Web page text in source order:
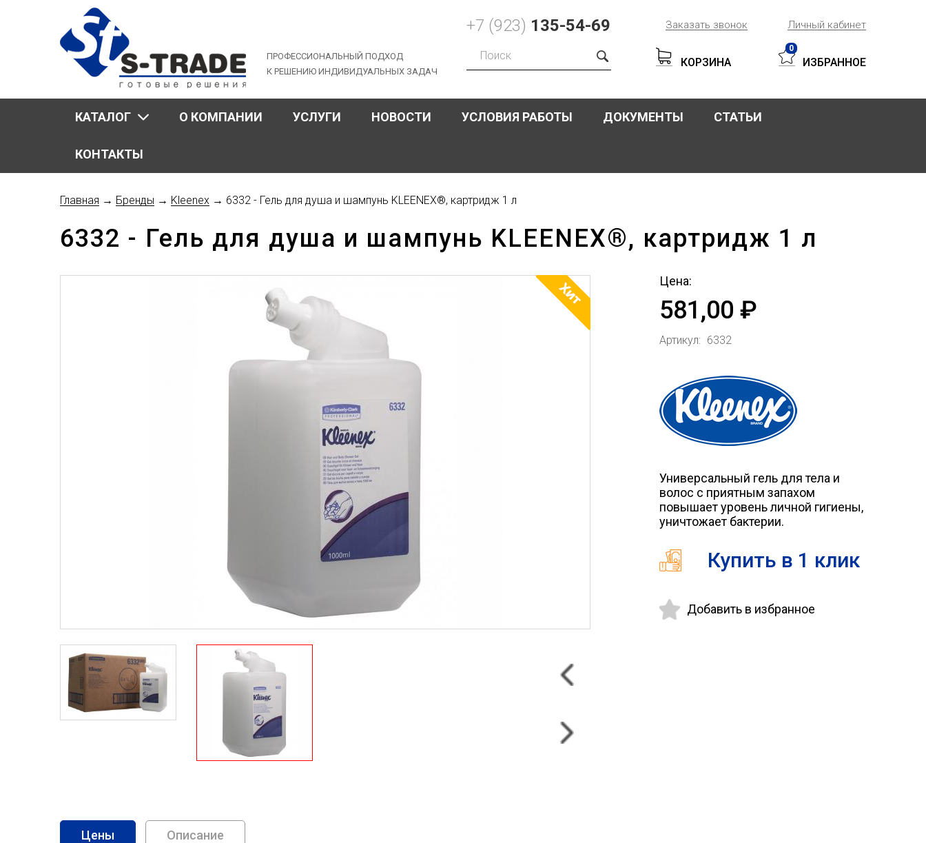
ПРОФЕССИОНАЛЬНЫЙ ПОДХОД
К РЕШЕНИЮ ИНДИВИДУАЛЬНЫХ ЗАДАЧ
+7 (923) 135-54-69 Заказать звонок Личный кабинет
Форма
поиска
КОРЗИНА
0
ИЗБРАННОЕ
КАТАЛОГ О КОМПАНИИ УСЛУГИ НОВОСТИ УСЛОВИЯ РАБОТЫ ДОКУМЕНТЫ СТАТЬИ
КОНТАКТЫ
здесь
Главная → Бренды → Kleenex → 6332 - Гель для душа и шампунь KLEENEX®, картридж 1 л
6332 - Гель для душа и шампунь KLEENEX®, картридж 1 л
Цена:
581,00 ₽
Артикул: 6332
Универсальный гель для тела и
волос с приятным запахом
повышает уровень личной гигиены,
уничтожает бактерии.
Купить в 1 клик
Добавить в избранное
(активная вкладка)
Описание